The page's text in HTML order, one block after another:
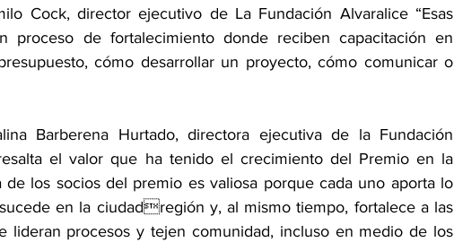
Cock, director ejecutivo de La Fundación Alvaralice “Esas
proceso de fortalecimiento donde reciben capacitación en
cómo desarrollar un proyecto, cómo comunicar o
Barberena Hurtado, directora ejecutiva de la Fundación
el valor que ha tenido el crecimiento del Premio en la
de los socios del premio es valiosa porque cada uno aporta lo
en la ciudadregión y, al mismo tiempo, fortalece a las
lideran procesos y tejen comunidad, incluso en medio de los